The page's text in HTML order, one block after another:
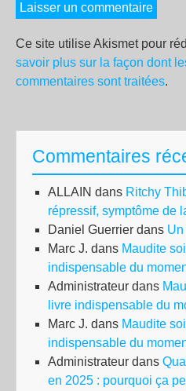
Ce site utilise Akismet pour
savoir plus sur la façon dont
commentaires sont traitées.
Commentaires
ALLAIN dans Ritchy
répressif, symptôme de
Daniel Guerrier dans Un
Marc J. dans Maudite
indispensable du
Administrateur dans
livre indispensable du
Marc J. dans Maudite
indispensable du
Administrateur dans
en 2025 : pourquoi ça